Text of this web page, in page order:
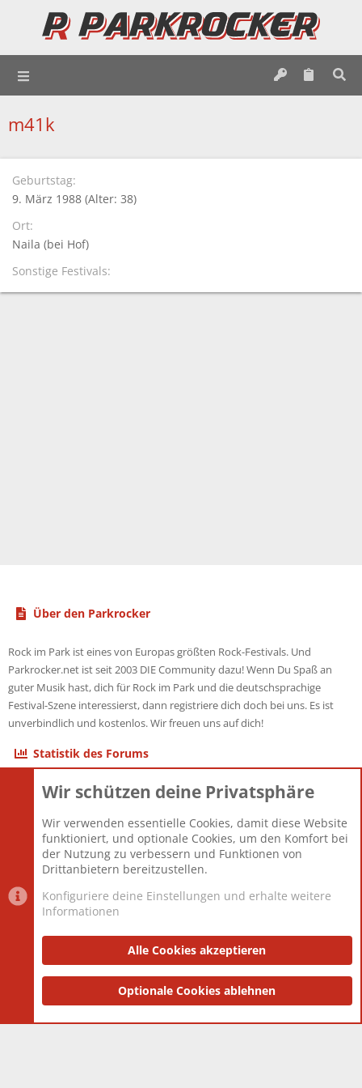
m41k
Geburtstag
9. März 1988 (Alter: 38)
Ort
Naila (bei Hof)
Sonstige Festivals
Über den Parkrocker
Rock im Park ist eines von Europas größten Rock-Festivals. Und
Parkrocker.net ist seit 2003 DIE Community dazu! Wenn Du Spaß an
guter Musik hast, dich für Rock im Park und die deutschsprachige
Festival-Szene interessierst, dann registriere dich doch bei uns. Es ist
unverbindlich und kostenlos. Wir freuen uns auf dich!
Statistik des Forums
Themen
Mitglieder
12.425
Neuestes Mitglied
Toddster85
Datenschutzerklärung Impressum
Community platform by XenForo® © 2010-2025 XenForo Ltd.
and add-ons by ThemeHouse
Wir schützen deine Privatsphäre
Wir verwenden essentielle Cookies, damit diese Website
funktioniert, und optionale Cookies, um den Komfort bei
der Nutzung zu verbessern und Funktionen von
Drittanbietern bereitzustellen.
Konfiguriere deine Einstellungen und erhalte weitere
Informationen
Alle Cookies akzeptieren
Optionale Cookies ablehnen